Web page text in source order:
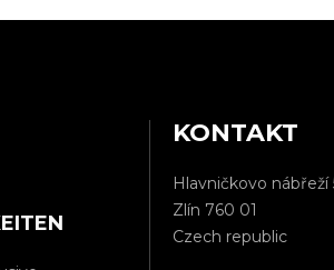
KONTAKT
Hlavničkovo nábřeží
Zlín 760 01
Czech republic